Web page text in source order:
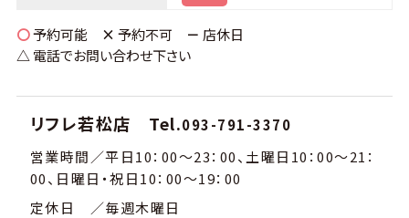
〇予約可能 × 予約不可 － 店休日
△ 電話でお問い合わせ下さい
リフレ若松店 Tel.093-791-3370
営業時間／平日10：00～23：00、土曜日10：00～21：
00、日曜日・祝日10：00～19：00
定休日 ／毎週木曜日